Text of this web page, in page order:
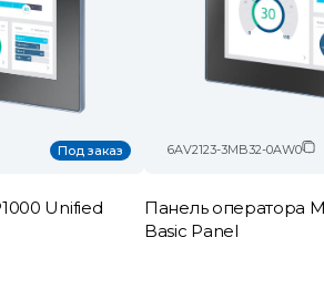
Под заказ
Unified
6AV2123-3MB32-0AW0
Панель оператора
Basic Panel